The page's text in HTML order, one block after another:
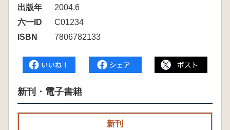
出版年
2004.6
六一ID
C01234
ISBN
7806782133
新刊・電子書籍
新刊